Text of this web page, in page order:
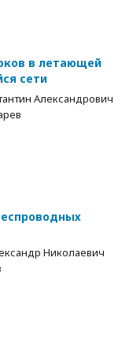
в летающей
сети
Александрович
Николаевич